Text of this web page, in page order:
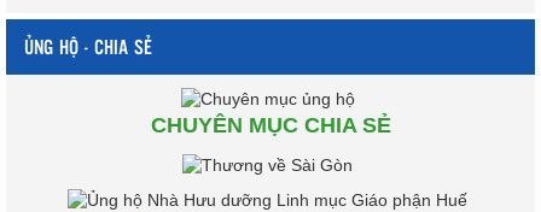
ỦNG HỘ - CHIA SẺ
CHUYÊN MỤC CHIA SẺ